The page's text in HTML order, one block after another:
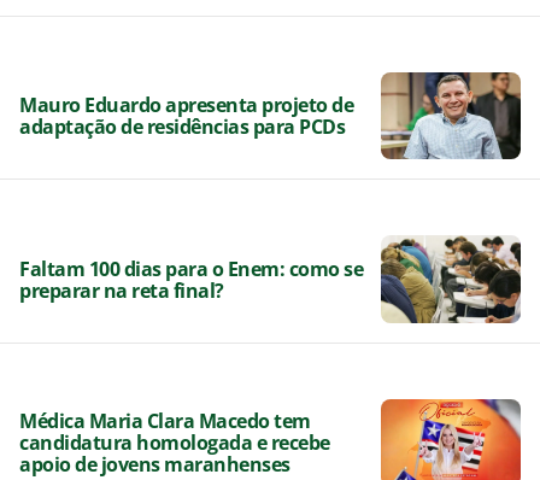
Mauro Eduardo apresenta projeto de
adaptação de residências para PCDs
Faltam 100 dias para o Enem: como se
preparar na reta final?
Médica Maria Clara Macedo tem
candidatura homologada e recebe
apoio de jovens maranhenses